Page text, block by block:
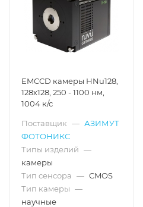
EMCCD камеры HNu128,
128x128, 250 - 1100 нм,
1004 к/с
Поставщик — АЗИМУТ
ФОТОНИКС
Типы изделий —
камеры
Тип сенсора — CMOS
Тип камеры —
научные